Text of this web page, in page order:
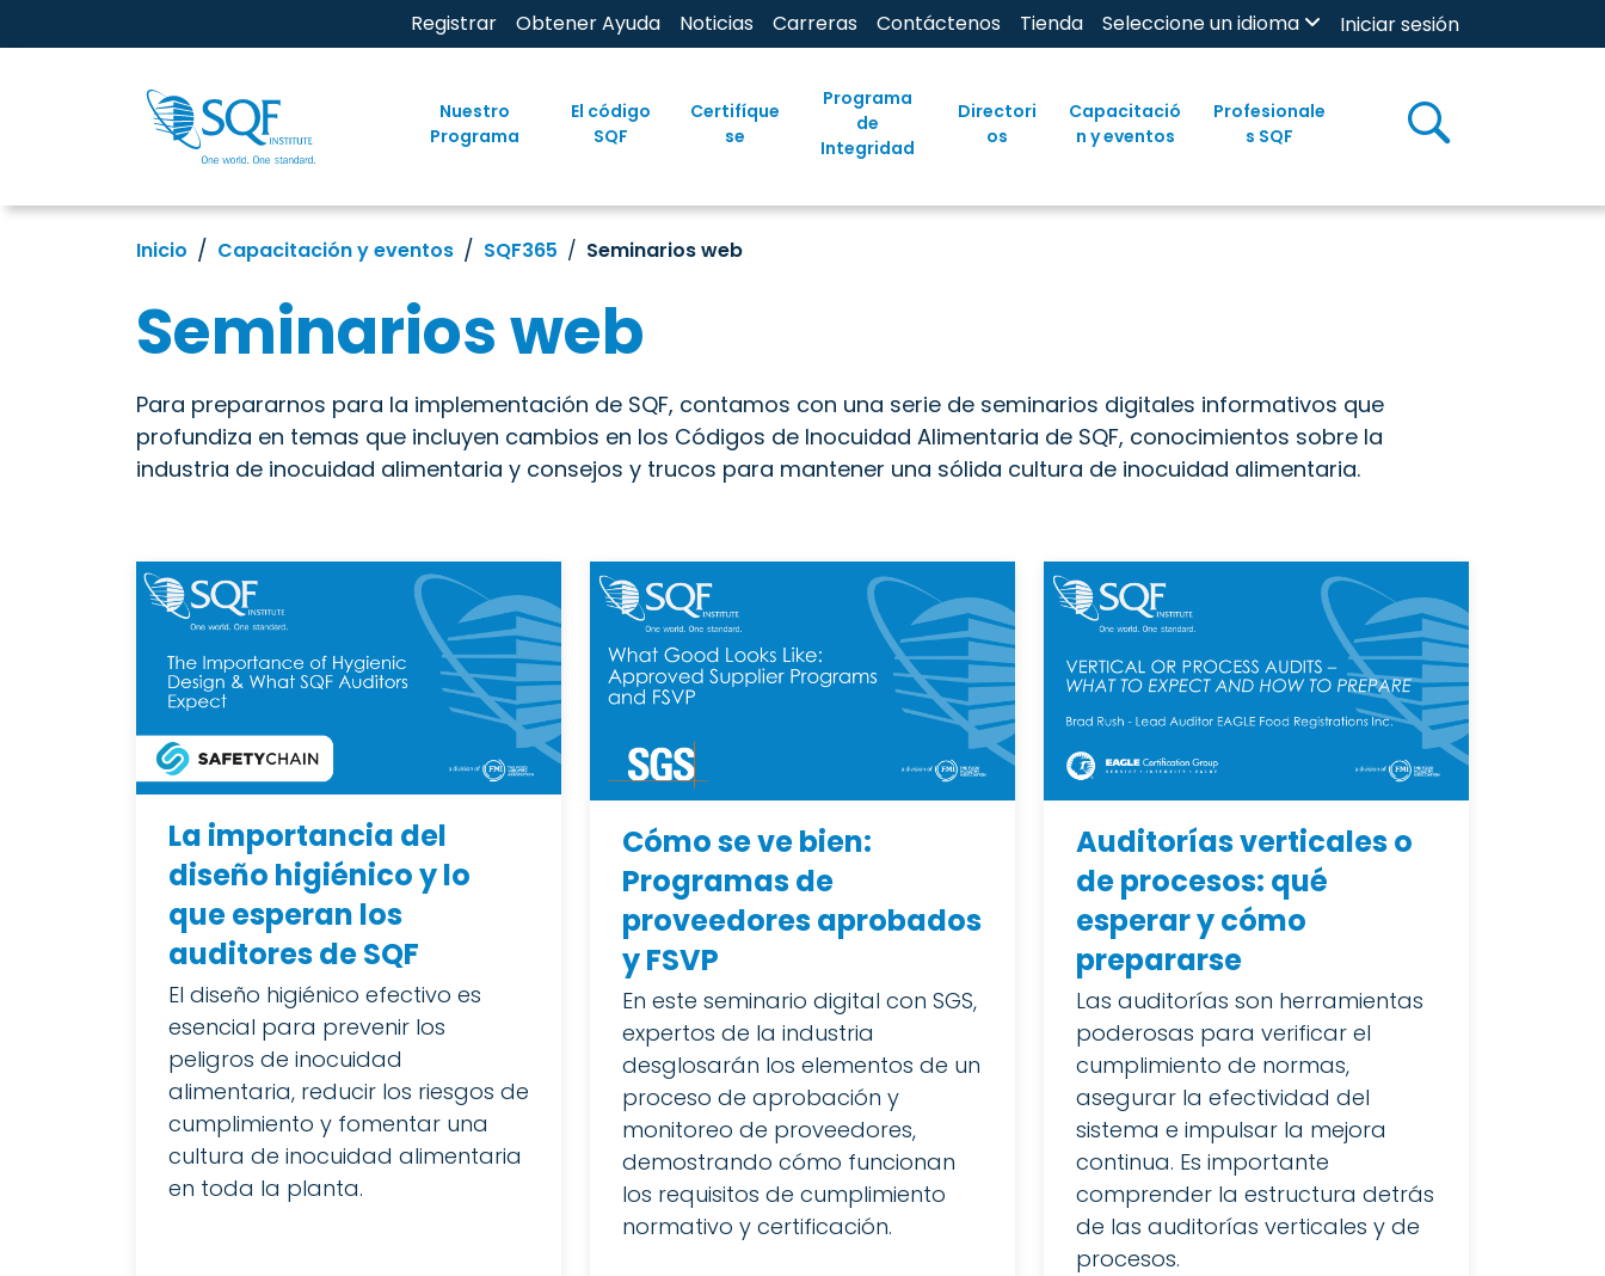
Registrar Obtener Ayuda Noticias Carreras Contáctenos Tienda Seleccione un idioma Iniciar sesión
Nuestro
Programa
El código
SQF
Certifíque
se
Programa
de
Integridad
Directori
os
Capacitació
n y eventos
Profesionale
s SQF
Inicio Capacitación y eventos SQF365 Seminarios web
Seminarios web
Para prepararnos para la implementación de SQF, contamos con una serie de seminarios digitales informativos que
profundiza en temas que incluyen cambios en los Códigos de Inocuidad Alimentaria de SQF, conocimientos sobre la
industria de inocuidad alimentaria y consejos y trucos para mantener una sólida cultura de inocuidad alimentaria.
La importancia del
diseño higiénico y lo
que esperan los
auditores de SQF
El diseño higiénico efectivo es
esencial para prevenir los
peligros de inocuidad
alimentaria, reducir los riesgos de
cumplimiento y fomentar una
cultura de inocuidad alimentaria
en toda la planta.
Cómo se ve bien:
Programas de
proveedores aprobados
y FSVP
En este seminario digital con SGS,
expertos de la industria
desglosarán los elementos de un
proceso de aprobación y
monitoreo de proveedores,
demostrando cómo funcionan
los requisitos de cumplimiento
normativo y certificación.
Auditorías verticales o
de procesos: qué
esperar y cómo
prepararse
Las auditorías son herramientas
poderosas para verificar el
cumplimiento de normas,
asegurar la efectividad del
sistema e impulsar la mejora
continua. Es importante
comprender la estructura detrás
de las auditorías verticales y de
procesos.